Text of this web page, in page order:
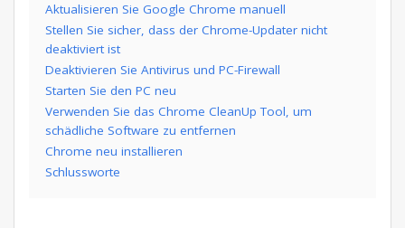
Aktualisieren Sie Google Chrome manuell
Stellen Sie sicher, dass der Chrome-Updater nicht
deaktiviert ist
Deaktivieren Sie Antivirus und PC-Firewall
Starten Sie den PC neu
Verwenden Sie das Chrome CleanUp Tool, um
schädliche Software zu entfernen
Chrome neu installieren
Schlussworte